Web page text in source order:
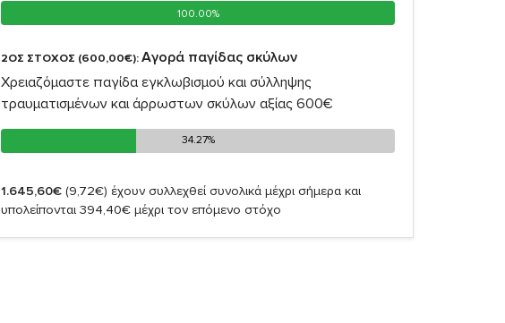
100.00%
100.00%
2ΟΣ ΣΤΟΧΟΣ (600,00€):Αγορά παγίδας σκύλων
Χρειαζόμαστε παγίδα εγκλωβισμού και σύλληψης
τραυματισμένων και άρρωστων σκύλων αξίας 600€
34.27%
34.27%
1.645,60€ (9,72€) έχουν συλλεχθεί συνολικά μέχρι σήμερα και
υπολείπονται 394,40€ μέχρι τον επόμενο στόχο